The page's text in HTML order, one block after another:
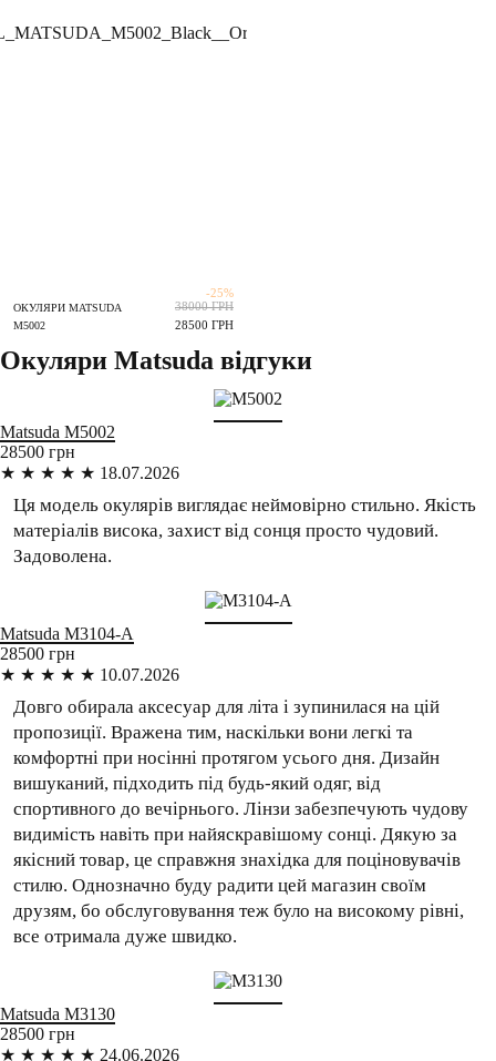
ОКУЛЯРИ MATSUDA
M5002
38000 ГРН
-25%
28500 ГРН
Окуляри Matsuda відгуки
Matsuda M5002
28500 грн
★ ★ ★ ★ ★ 18.07.2026
Ця модель окулярів виглядає неймовірно стильно. Якість
матеріалів висока, захист від сонця просто чудовий.
Задоволена.
Matsuda M3104-A
28500 грн
★ ★ ★ ★ ★ 10.07.2026
Довго обирала аксесуар для літа і зупинилася на цій
пропозиції. Вражена тим, наскільки вони легкі та
комфортні при носінні протягом усього дня. Дизайн
вишуканий, підходить під будь-який одяг, від
спортивного до вечірнього. Лінзи забезпечують чудову
видимість навіть при найяскравішому сонці. Дякую за
якісний товар, це справжня знахідка для поціновувачів
стилю. Однозначно буду радити цей магазин своїм
друзям, бо обслуговування теж було на високому рівні,
все отримала дуже швидко.
Matsuda M3130
28500 грн
★ ★ ★ ★ ★ 24.06.2026